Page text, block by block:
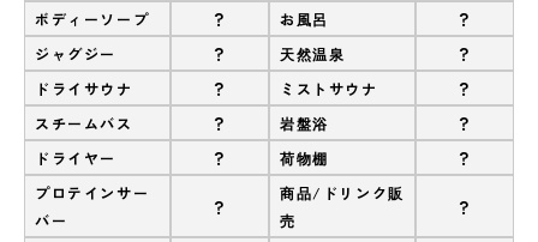
ボディーソープ ? お風呂 ?
ジャグジー ? 天然温泉 ?
ドライサウナ ? ミストサウナ ?
スチームバス ? 岩盤浴 ?
ドライヤー ? 荷物棚 ?
プロテインサー
バー
?
商品/ドリンク販
売
?